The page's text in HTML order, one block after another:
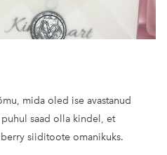
mida oled ise avastanud
saad olla kindel, et
siiditoote omanikuks.